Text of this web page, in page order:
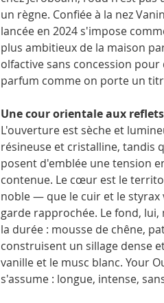
un règne. Confiée à la nez
lancée en 2024 s'impose
plus ambitieux de la maison
olfactive sans concession
parfum comme on porte un
Une cour orientale aux
L'ouverture est sèche et
résineuse et cristalline, tandis
posent d'emblée une tension
contenue. Le cœur est le
noble — que le cuir et le
garde rapprochée. Le fond,
la durée : mousse de chêne,
construisent un sillage dense
vanille et le musc blanc. Your
s'assume : longue, intense,